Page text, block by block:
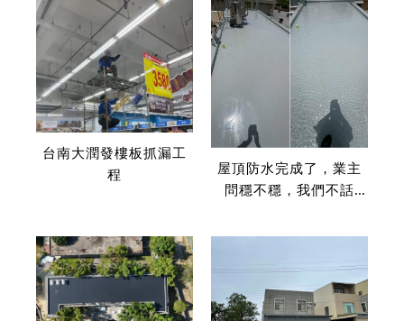
台南大潤發樓板抓漏工
程
屋頂防水完成了，業主
問穩不穩，我們不話
次，5天泡好泡滿讓業主